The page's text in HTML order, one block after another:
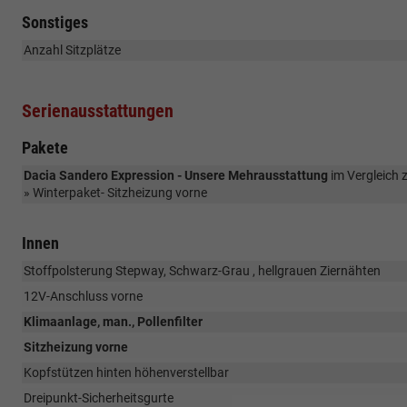
Sonstiges
Anzahl Sitzplätze
Serienausstattungen
Pakete
Dacia Sandero Expression - Unsere Mehrausstattung im Vergleich
» Winterpaket- Sitzheizung vorne
Innen
Stoffpolsterung Stepway, Schwarz-Grau , hellgrauen Ziernähten
12V-Anschluss vorne
Klimaanlage, man., Pollenfilter
Sitzheizung vorne
Kopfstützen hinten höhenverstellbar
Dreipunkt-Sicherheitsgurte